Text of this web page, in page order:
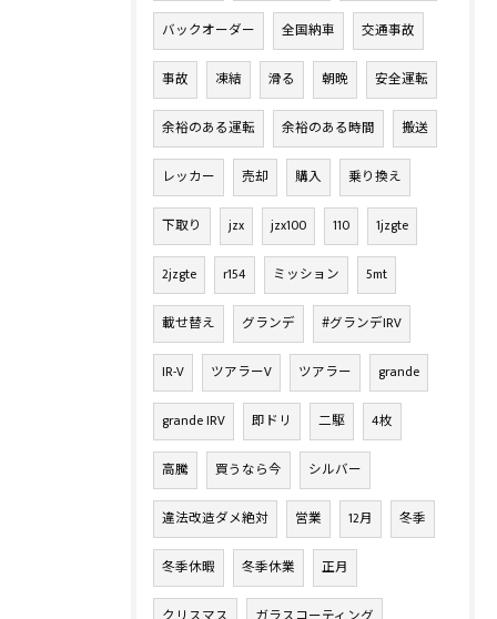
バックオーダー 全国納車 交通事故
事故 凍結 滑る 朝晩 安全運転
余裕のある運転 余裕のある時間 搬送
レッカー 売却 購入 乗り換え
下取り jzx jzx100 110 1jzgte
2jzgte r154 ミッション 5mt
載せ替え グランデ #グランデIRV
IR-V ツアラーV ツアラー grande
grande IRV 即ドリ 二駆 4枚
高騰 買うなら今 シルバー
違法改造ダメ絶対 営業 12月 冬季
冬季休暇 冬季休業 正月